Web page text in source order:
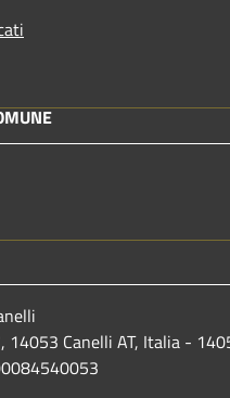
14053 Canelli AT, Italia -